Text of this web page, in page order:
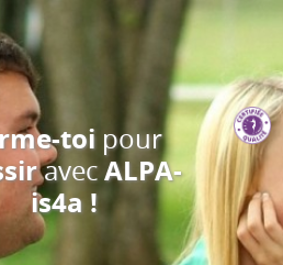
que les cookies soient utilisés à
et de publicité.
toipour
avecALPA-
is4a !